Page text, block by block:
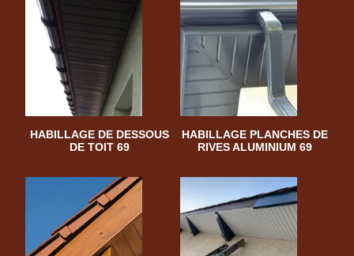
HABILLAGE DE DESSOUS
DE TOIT 69
HABILLAGE PLANCHES DE
RIVES ALUMINIUM 69